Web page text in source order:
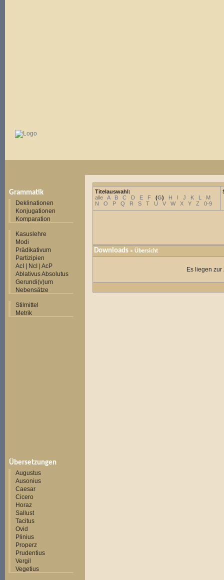
Grammatik
Deklinationen
Konjugationen
Komparation
Kasuslehre
Modi
Prädikativum
Partizipien
AcI | NcI | AcP
Ablativus Absolutus
Gerundi(v)um
Nebensätze
Stilmittel
Metrik
Übersetzungen
Augustus
Ausonius
Caesar
Cicero
Horaz
Sallust
Tacitus
Ovid
Plinius
Properz
Prudentius
Vergil
Vegetius
Titelauswahl:
alle
A B C D E F (G) H I J K L
M
N
O P Q R S T U V W X Y Z 0-9
Downloads » Übersicht
Es liegen